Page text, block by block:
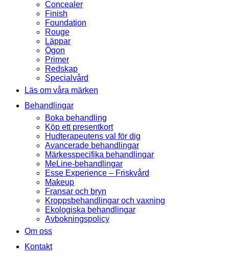
Concealer
Finish
Foundation
Rouge
Läppar
Ögon
Primer
Redskap
Specialvård
Läs om våra märken
Behandlingar
Boka behandling
Köp ett presentkort
Hudterapeutens val för dig
Avancerade behandlingar
Märkesspecifika behandlingar
MeLine-behandlingar
Esse Experience – Friskvård
Makeup
Fransar och bryn
Kroppsbehandlingar och vaxning
Ekologiska behandlingar
Avbokningspolicy
Om oss
Kontakt